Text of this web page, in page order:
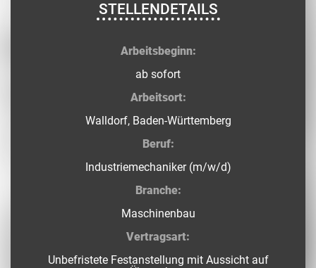
STELLENDETAILS
Arbeitsbeginn:
ab sofort
Arbeitsort:
Walldorf, Baden-Württemberg
Beruf:
Industriemechaniker (m/w/d)
Branche:
Maschinenbau
Vertragsart:
Unbefristete Festanstellung mit Aussicht auf